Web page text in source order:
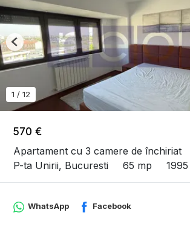
570 €
Apartament cu 3 camere de închiriat
P-ta Unirii, Bucuresti
65 mp 1995
1 / 12
Previous
WhatsApp Facebook